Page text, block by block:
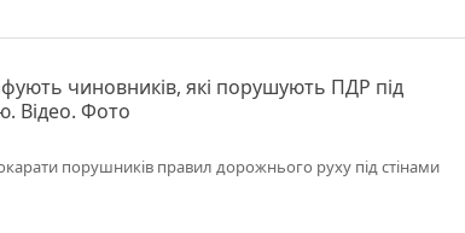
чиновників, які порушують ПДР під
Відео. Фото
порушників правил дорожнього руху під стінами